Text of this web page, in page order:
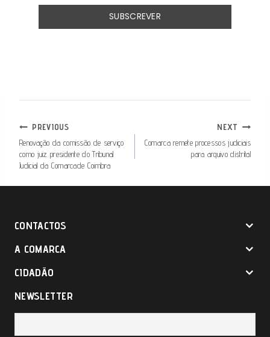
NAVEGAÇÃO
DE
ARTIGOS
PREVIOUS
Renovação da comissão de serviço
como juiz presidente do Tribunal
Judicial da Comarcade Coimbra
NEXT
Comarca remete processos judiciais
para arquivo distrital
CONTACTOS
A COMARCA
CIDADÃO
NEWSLETTER